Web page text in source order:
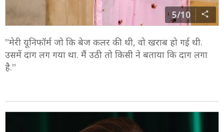
5/10
''मेरी यूनिफॉर्म जो कि बेज कलर की थी, वो खराब हो गई थी.
उसमें दाग लग गया था. मैं उठी तो किसी ने बताया कि दाग लगा
है.''